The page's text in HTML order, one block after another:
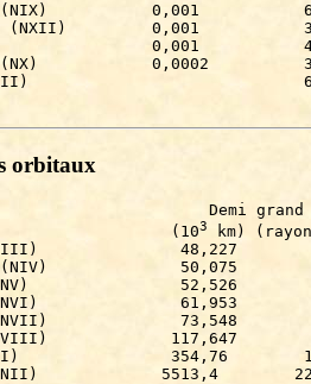
0,001
(NXII)         0,001
0,001
0,0002
orbitaux
Demi
(10
3
km)
48,227
50,075
52,526
61,953
73,548
117,647
354,76
5513,4